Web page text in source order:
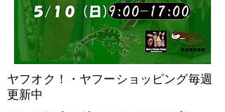
ヤフオク！・ヤフーショッピング毎週
更新中